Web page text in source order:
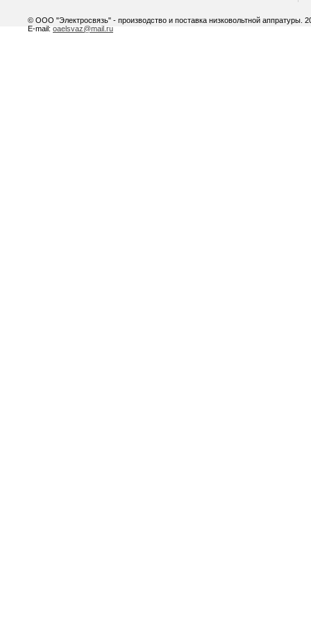
© ООО "Электросвязь" - производство и поставка низковольтной аппратуры.
E-mail: oaelsvaz@mail.ru